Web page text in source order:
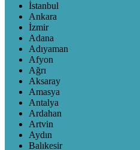
İstanbul
Ankara
İzmir
Adana
Adıyaman
Afyon
Ağrı
Aksaray
Amasya
Antalya
Ardahan
Artvin
Aydın
Balıkesir